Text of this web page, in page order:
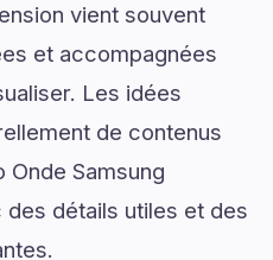
vient souvent
et accompagnées
Les idées
de contenus
Onde Samsung
détails utiles et des